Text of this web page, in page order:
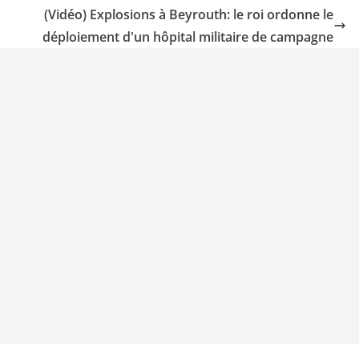
(Vidéo) Explosions à Beyrouth: le roi ordonne le
déploiement d'un hôpital militaire de campagne